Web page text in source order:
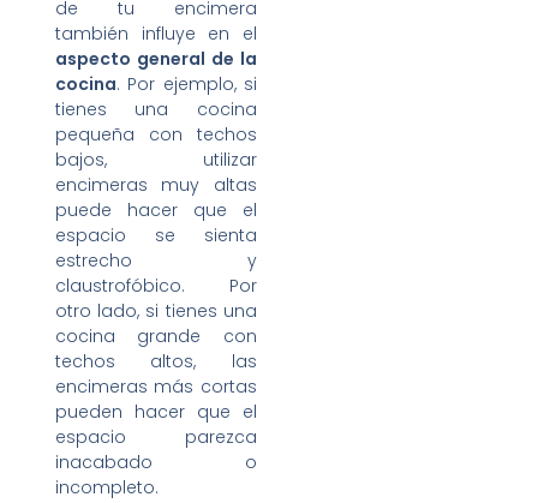
de tu encimera
también influye en el
aspecto general de la
cocina. Por ejemplo, si
tienes una cocina
pequeña con techos
bajos, utilizar
encimeras muy altas
puede hacer que el
espacio se sienta
estrecho y
claustrofóbico. Por
otro lado, si tienes una
cocina grande con
techos altos, las
encimeras más cortas
pueden hacer que el
espacio parezca
inacabado o
incompleto.